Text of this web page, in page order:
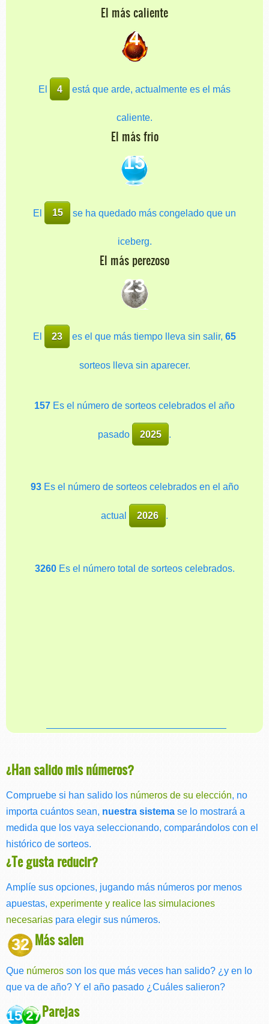
El más caliente
4
El 4 está que arde, actualmente es el más
caliente.
El más frio
15
El 15 se ha quedado más congelado que un
iceberg.
El más perezoso
23
El 23 es el que más tiempo lleva sin salir,65
sorteos lleva sin aparecer.
157 Es el número de sorteos celebrados el año
pasado 2025
93Es el número de sorteos celebrados en el año
actual 2026 .
3260Es el número total de sorteos celebrados.
¿Han salido mis números?
Compruebe si han salido los números de su elección, no
importa cuántos sean, nuestra sistema se lo mostrará a
medida que los vaya seleccionando, comparándolos con el
histórico de sorteos.
¿Te gusta reducir?
Amplíe sus opciones, jugando más números por menos
apuestas, experimente y realice las simulaciones
necesarias para elegir sus números.
32 Más salen
Que números son los que más veces han salido? ¿y en lo
que va de año? Y el año pasado ¿Cuáles salieron?
15 27Parejas